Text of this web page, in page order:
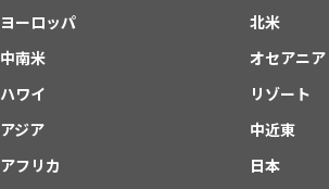
ヨーロッパ
北米
中南米
オセアニア
ハワイ
リゾート
アジア
中近東
アフリカ
日本